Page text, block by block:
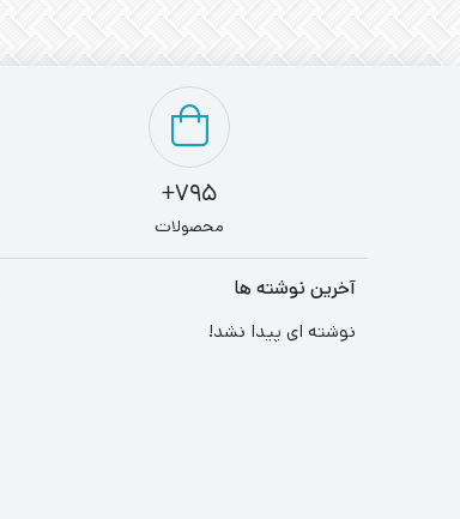
795+
محصولات
آخرین نوشته ها
نوشته ای پیدا نشد!